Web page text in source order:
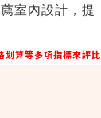
室內設計，提
划算等多項指標來評比